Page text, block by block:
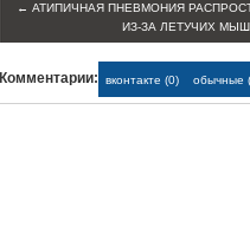
← АТИПИЧНАЯ ПНЕВМОНИЯ
ИЗ-ЗА ЛЕТУЧИХ
Комментарии: вконтакте (0) обычные